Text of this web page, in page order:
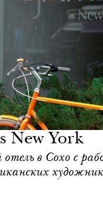
New York
в Сохо с